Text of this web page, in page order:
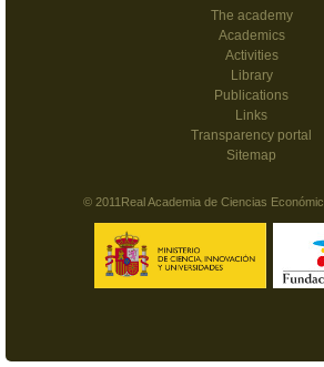
The academy
Academics
Activities
Library
Publications
Links
Transparency portal
Sitemap
© 2011Real Academia de Ciencias